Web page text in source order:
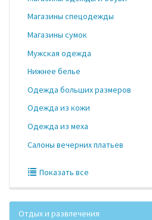
Магазины спецодежды
Магазины сумок
Мужская одежда
Нижнее белье
Одежда больших размеров
Одежда из кожи
Одежда из меха
Салоны вечерних платьев
Показать все
Отдых и развлечения